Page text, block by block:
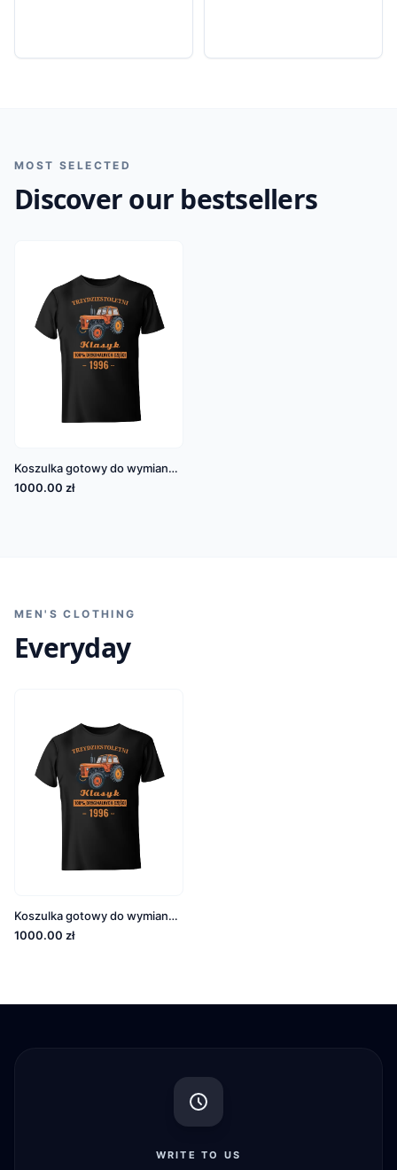
MOST SELECTED
Discover our bestsellers
Koszulka gotowy do wymiany pieluch
1000.00 zł
MEN'S CLOTHING
Everyday
Koszulka gotowy do wymiany pieluch
1000.00 zł
WRITE TO US